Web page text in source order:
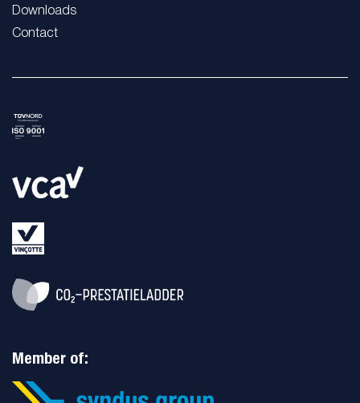
Downloads
Contact
Member of: